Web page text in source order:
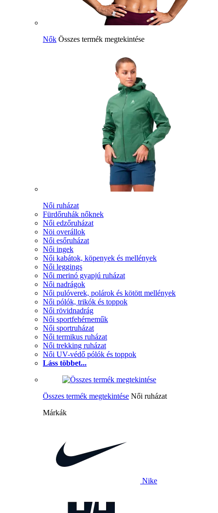
Nők Összes termék megtekintése
Női ruházat
Fürdőruhák nőknek
Női edzőruházat
Nöi overállok
Női esőruházat
Női ingek
Női kabátok, köpenyek és mellények
Női leggings
Női merinó gyapjú ruházat
Női nadrágok
Női pulóverek, polárok és kötött mellények
Női pólók, trikók és toppok
Női rövidnadrág
Női sportfehérneműk
Női sportruházat
Női termikus ruházat
Női trekking ruházat
Női UV-védő pólók és toppok
Láss többet...
Összes termék megtekintése Női ruházat
Márkák
Nike